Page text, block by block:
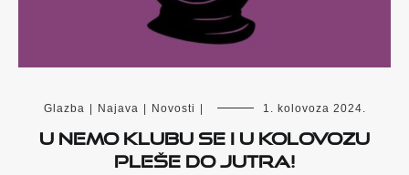
Glazba Najava Novosti 1. kolovoza 2024.
U Nemo klubu se i u kolovozu
pleše do jutra!